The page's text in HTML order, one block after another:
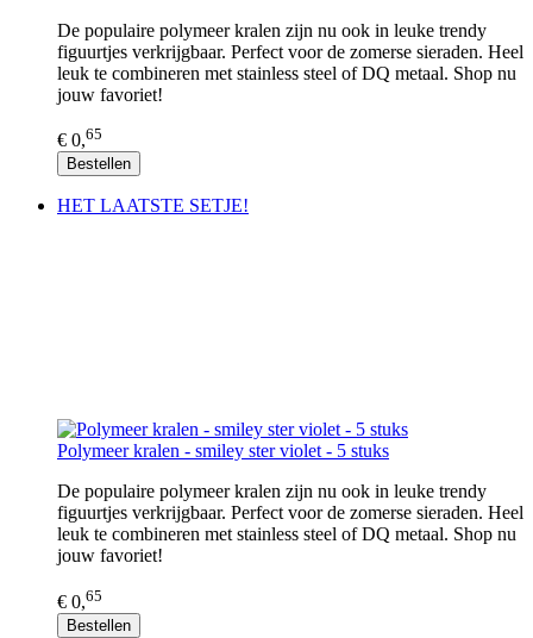
De populaire polymeer kralen zijn nu ook in leuke trendy
figuurtjes verkrijgbaar. Perfect voor de zomerse sieraden. Heel
leuk te combineren met stainless steel of DQ metaal. Shop nu
jouw favoriet!
€ 0,65
Bestellen
HET LAATSTE SETJE!
Polymeer kralen - smiley ster violet - 5 stuks
De populaire polymeer kralen zijn nu ook in leuke trendy
figuurtjes verkrijgbaar. Perfect voor de zomerse sieraden. Heel
leuk te combineren met stainless steel of DQ metaal. Shop nu
jouw favoriet!
€ 0,65
Bestellen